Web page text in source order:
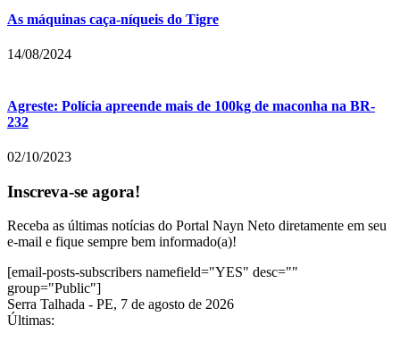
As máquinas caça-níqueis do Tigre
14/08/2024
Agreste: Polícia apreende mais de 100kg de maconha na BR-
232
02/10/2023
Inscreva-se agora!
Receba as últimas notícias do Portal Nayn Neto diretamente em seu
e-mail e fique sempre bem informado(a)!
[email-posts-subscribers namefield="YES" desc=""
group="Public"]
Serra Talhada - PE, 7 de agosto de 2026
Últimas: